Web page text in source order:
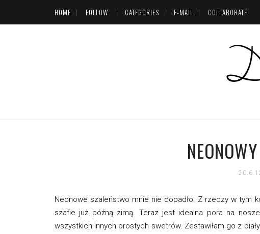
HOME FOLLOW CATEGORIES E-MAIL COLLABORATE
Neonowe szaleństwo mnie nie dopadło. Z rzeczy w tym
szafie już późną zimą. Teraz jest idealna pora na
wszystkich innych prostych swetrów. Zestawiłam go z